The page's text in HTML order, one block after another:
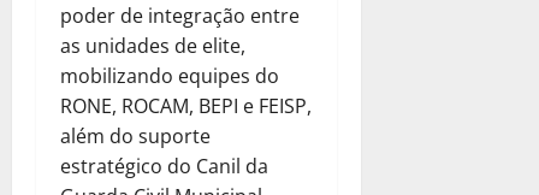
poder de integração entre
as unidades de elite,
mobilizando equipes do
RONE, ROCAM, BEPI e FEISP,
além do suporte
estratégico do Canil da